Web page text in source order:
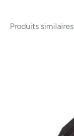
Produits similaires